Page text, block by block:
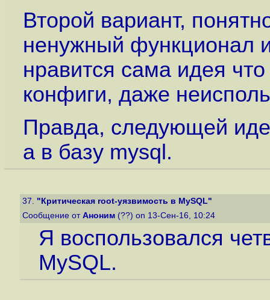
Второй вариант,
ненужный функционал
нравится сама идея
конфиги, даже
Правда, следующей
а в базу mysql.
37. "Критическая root-уязвимость в MySQL"
Сообщение от Аноним (??) on 13-Сен-16, 10:24
Я воспользовался
MySQL.